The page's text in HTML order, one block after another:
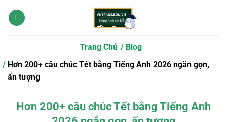
qua
Trang Chủ
Blog
Hơn 200+ câu chúc Tết bằng Tiếng Anh 2026 ngắn gọn,
ấn tượng
Hơn 200+ câu chúc Tết bằng Tiếng Anh